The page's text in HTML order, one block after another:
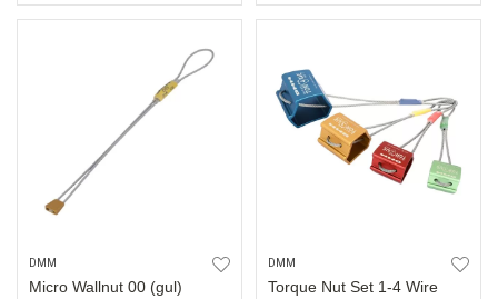
DMM
Micro Wallnut 00 (gul)
DMM
Torque Nut Set 1-4 Wire